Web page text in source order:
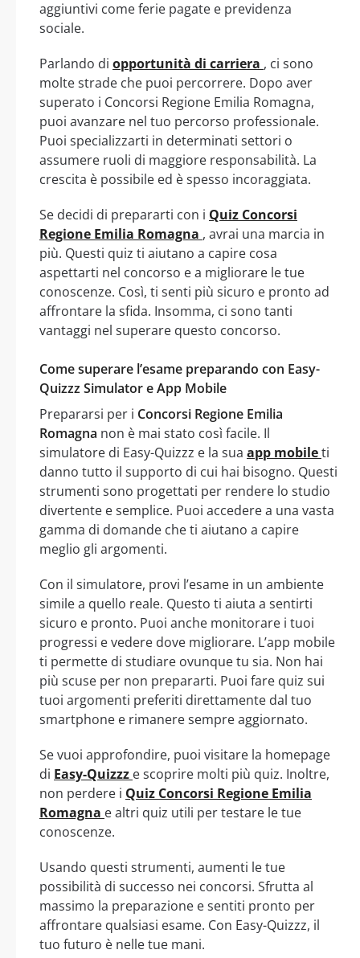
aggiuntivi come ferie pagate e previdenza
sociale.
Parlando di opportunità di carriera , ci sono
molte strade che puoi percorrere. Dopo aver
superato i Concorsi Regione Emilia Romagna,
puoi avanzare nel tuo percorso professionale.
Puoi specializzarti in determinati settori o
assumere ruoli di maggiore responsabilità. La
crescita è possibile ed è spesso incoraggiata.
Se decidi di prepararti con i Quiz Concorsi
Regione Emilia Romagna , avrai una marcia in
più. Questi quiz ti aiutano a capire cosa
aspettarti nel concorso e a migliorare le tue
conoscenze. Così, ti senti più sicuro e pronto ad
affrontare la sfida. Insomma, ci sono tanti
vantaggi nel superare questo concorso.
Come superare l’esame preparando con Easy-
Quizzz Simulator e App Mobile
Prepararsi per i Concorsi Regione Emilia
Romagna non è mai stato così facile. Il
simulatore di Easy-Quizzz e la sua app mobileti
danno tutto il supporto di cui hai bisogno. Questi
strumenti sono progettati per rendere lo studio
divertente e semplice. Puoi accedere a una vasta
gamma di domande che ti aiutano a capire
meglio gli argomenti.
Con il simulatore, provi l’esame in un ambiente
simile a quello reale. Questo ti aiuta a sentirti
sicuro e pronto. Puoi anche monitorare i tuoi
progressi e vedere dove migliorare. L’app mobile
ti permette di studiare ovunque tu sia. Non hai
più scuse per non prepararti. Puoi fare quiz sui
tuoi argomenti preferiti direttamente dal tuo
smartphone e rimanere sempre aggiornato.
Se vuoi approfondire, puoi visitare la homepage
di Easy-Quizzz e scoprire molti più quiz. Inoltre,
non perdere i Quiz Concorsi Regione Emilia
Romagna e altri quiz utili per testare le tue
conoscenze.
Usando questi strumenti, aumenti le tue
possibilità di successo nei concorsi. Sfrutta al
massimo la preparazione e sentiti pronto per
affrontare qualsiasi esame. Con Easy-Quizzz, il
tuo futuro è nelle tue mani.